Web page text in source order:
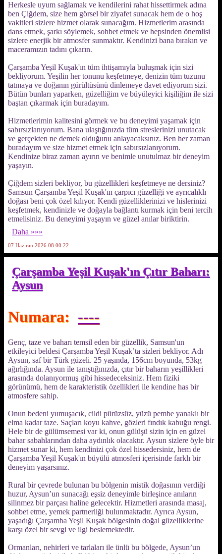
Herkesle uyum sağlamak ve kendilerini rahat hissettirmek adına
ben Çiğdem, size hem görsel bir ziyafet sunacak hem de o hoş
vakitleri sizlere hizmet olarak sunacağım. Hizmetlerim arasında
dans etmek, şarkı söylemek, sohbet etmek ve hepsinden önemlisi
sizlere enerjik bir atmosfer sunmaktır. Kendinizi bana bırakın ve
maceramızın tadını çıkarın.
Çarşamba Yeşil Kuşak'ın tüm ihtişamıyla buluşmak için sizi
bekliyorum. Yeşilin her tonunu keşfetmeye, denizin tüm tuzunu
tatmaya ve doğanın gürültüsünü dinlemeye davet ediyorum sizi.
Bütün bunları yaparken, güzelliğim ve büyüleyici kişiliğim ile sizi
baştan çıkarmak için buradayım.
Hizmetlerimin kalitesini görmek ve bu deneyimi yaşamak için
sabırsızlanıyorum. Bana ulaştığınızda tüm streslerinizi unutacak
ve gerçekten ne demek olduğunu anlayacaksınız. Ben her zaman
buradayım ve size hizmet etmek için sabırsızlanıyorum.
Kendinize biraz zaman ayırın ve benimle unutulmaz bir deneyim
yaşayın.
Çiğdem sizleri bekliyor, bu güzellikleri keşfetmeye ne dersiniz?
Samsun Çarşamba Yeşil Kuşak'ın çarpıcı güzelliği ve ayrıcalıklı
doğası beni çok özel kılıyor. Kendi güzelliklerinizi ve hislerinizi
keşfetmek, kendinizle ve doğayla bağlantı kurmak için beni tercih
etmelisiniz. Bu deneyimi yaşayın ve güzel anılar biriktirin.
Daha »»»
07 Haziran 2026 08:00:22
Çarşamba Yeşil Kuşak'ın Çıtır Baharı:
Aysun
Numara: ----
Genç, taze ve baharı temsil eden bir güzellik, Samsun'un
etkileyici beldesi Çarşamba Yeşil Kuşak’ta sizleri bekliyor. Adı
Aysun, saf bir Türk güzeli. 25 yaşında, 156cm boyunda, 53kg
ağırlığında. Aysun ile tanıştığınızda, çıtır bir baharın yeşillikleri
arasında dolanıyormuş gibi hissedeceksiniz. Hem fiziki
görünümü, hem de karakteristik özellikleri ile kendine has bir
atmosfere sahip.
Onun bedeni yumuşacık, cildi pürüzsüz, yüzü pembe yanaklı bir
elma kadar taze. Saçları koyu kahve, gözleri fındık kabuğu rengi.
Hele bir de gülümsemesi var ki, onun gülüşü sizin için en güzel
bahar sabahlarından daha aydınlık olacaktır. Aysun sizlere öyle bir
hizmet sunar ki, hem kendinizi çok özel hissedersiniz, hem de
Çarşamba Yeşil Kuşak'ın büyülü atmosferi içerisinde farklı bir
deneyim yaşarsınız.
Rural bir çevrede bulunan bu bölgenin mistik doğasının verdiği
huzur, Aysun’un sunacağı eşsiz deneyimle birleşince anıların
silinmez bir parçası haline gelecektir. Hizmetleri arasında masaj,
sohbet etme, yemek partnerliği bulunmaktadır. Ayrıca Aysun,
yaşadığı Çarşamba Yeşil Kuşak bölgesinin doğal güzelliklerine
karşı özel bir sevgi ve ilgi beslemektedir.
Ormanları, nehirleri ve tarlaları ile ünlü bu bölgede, Aysun’un